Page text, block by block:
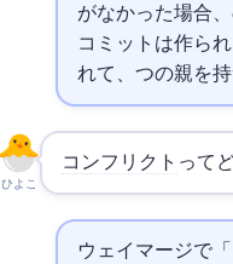
がなかった場合、
コミットは作られ
れて、2つの親を
ひよこ
コンフリクト って
3ウェイマージで